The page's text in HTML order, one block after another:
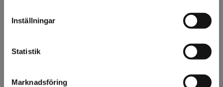
Inställningar
Statistik
Marknadsföring
Beskrivning
avtagbar. Perfekt för t ex mattor på mässor och event